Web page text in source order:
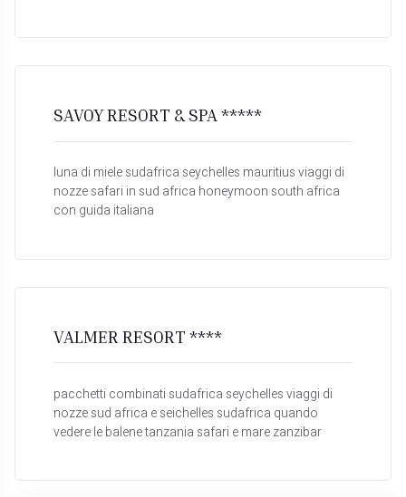
SAVOY RESORT & SPA *****
luna di miele sudafrica seychelles mauritius viaggi di
nozze safari in sud africa honeymoon south africa
con guida italiana
VALMER RESORT ****
pacchetti combinati sudafrica seychelles viaggi di
nozze sud africa e seichelles sudafrica quando
vedere le balene tanzania safari e mare zanzibar